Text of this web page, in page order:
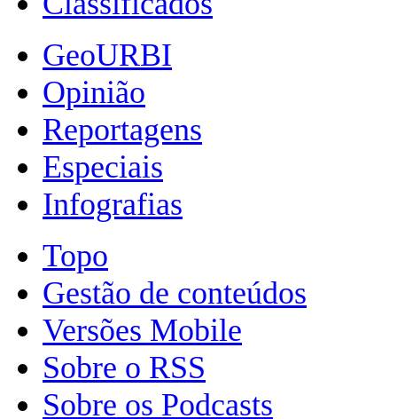
GeoURBI
Opinião
Reportagens
Especiais
Infografias
Topo
Gestão de conteúdos
Versões Mobile
Sobre o RSS
Sobre os Podcasts